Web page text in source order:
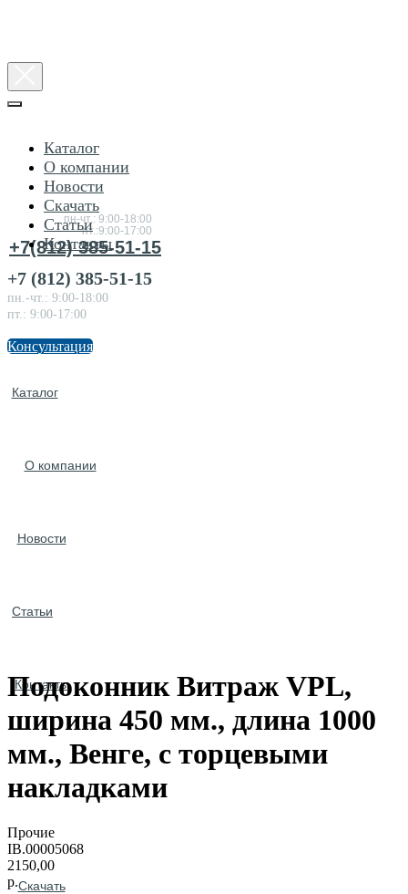
Консультация
по товарам
пн-чт.: 9:00-18:00
пт.:9:00-17:00
+7(812) 385-51-15
Каталог
О компании
Новости
Статьи
Контакты
Скачать
Каталог
О компании
Новости
Скачать
Статьи
Контакты
+7 (812) 385-51-15
пн.-чт.: 9:00-18:00
пт.: 9:00-17:00
Консультация
Подоконник Витраж VPL,
ширина 450 мм., длина 1000
мм., Венге, с торцевыми
накладками
Прочие
IB.00005068
2150,00
р.